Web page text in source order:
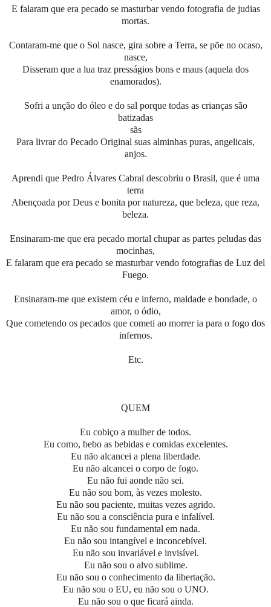
E falaram que era pecado se masturbar vendo fotografia de judias
mortas.
Contaram-me que o Sol nasce, gira sobre a Terra, se põe no ocaso,
nasce,
Disseram que a lua traz presságios bons e maus (aquela dos
enamorados).
Sofri a unção do óleo e do sal porque todas as crianças são
batizadas
sãs
Para livrar do Pecado Original suas alminhas puras, angelicais,
anjos.
Aprendi que Pedro Álvares Cabral descobriu o Brasil, que é uma
terra
Abençoada por Deus e bonita por natureza, que beleza, que reza,
beleza.
Ensinaram-me que era pecado mortal chupar as partes peludas das
mocinhas,
E falaram que era pecado se masturbar vendo fotografias de Luz del
Fuego.
Ensinaram-me que existem céu e inferno, maldade e bondade, o
amor, o ódio,
Que cometendo os pecados que cometi ao morrer ia para o fogo dos
infernos.
Etc.
QUEM
Eu cobiço a mulher de todos.
Eu como, bebo as bebidas e comidas excelentes.
Eu não alcancei a plena liberdade.
Eu não alcancei o corpo de fogo.
Eu não fui aonde não sei.
Eu não sou bom, às vezes molesto.
Eu não sou paciente, muitas vezes agrido.
Eu não sou a consciência pura e infalível.
Eu não sou fundamental em nada.
Eu não sou intangível e inconcebível.
Eu não sou invariável e invisível.
Eu não sou o alvo sublime.
Eu não sou o conhecimento da libertação.
Eu não sou o EU, eu não sou o UNO.
Eu não sou o que ficará ainda.